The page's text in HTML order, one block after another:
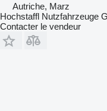
Autriche, Marz
Hochstaffl Nutzfahrzeuge
Contacter le vendeur